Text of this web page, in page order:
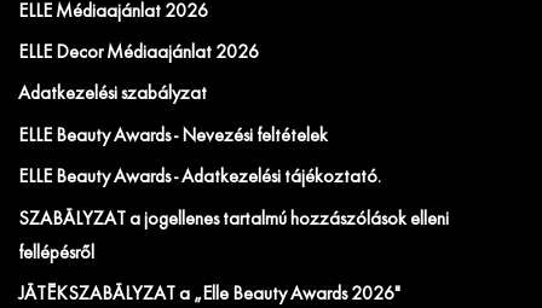
ELLE Médiaajánlat 2026
ELLE Decor Médiaajánlat 2026
Adatkezelési szabályzat
ELLE Beauty Awards - Nevezési feltételek
ELLE Beauty Awards - Adatkezelési tájékoztató.
SZABÁLYZAT a jogellenes tartalmú hozzászólások elleni
fellépésről
JÁTÉKSZABÁLYZAT a „Elle Beauty Awards 2026"